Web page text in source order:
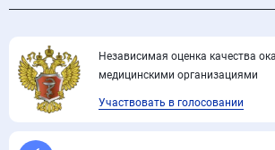
Независимая оценка качества
медицинскими организациями
Участвовать в голосовании